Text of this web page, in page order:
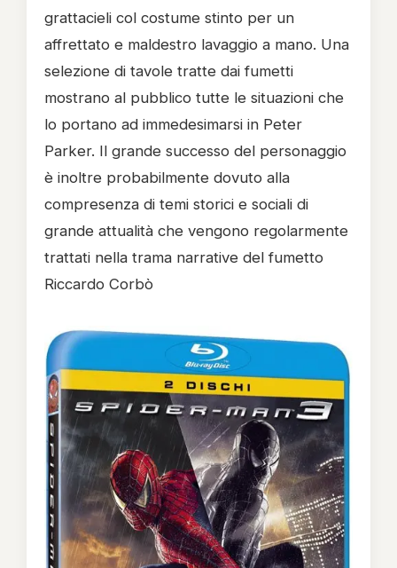
grattacieli col costume stinto per un
affrettato e maldestro lavaggio a mano. Una
selezione di tavole tratte dai fumetti
mostrano al pubblico tutte le situazioni che
lo portano ad immedesimarsi in Peter
Parker. Il grande successo del personaggio
è inoltre probabilmente dovuto alla
compresenza di temi storici e sociali di
grande attualità che vengono regolarmente
trattati nella trama narrative del fumetto
Riccardo Corbò